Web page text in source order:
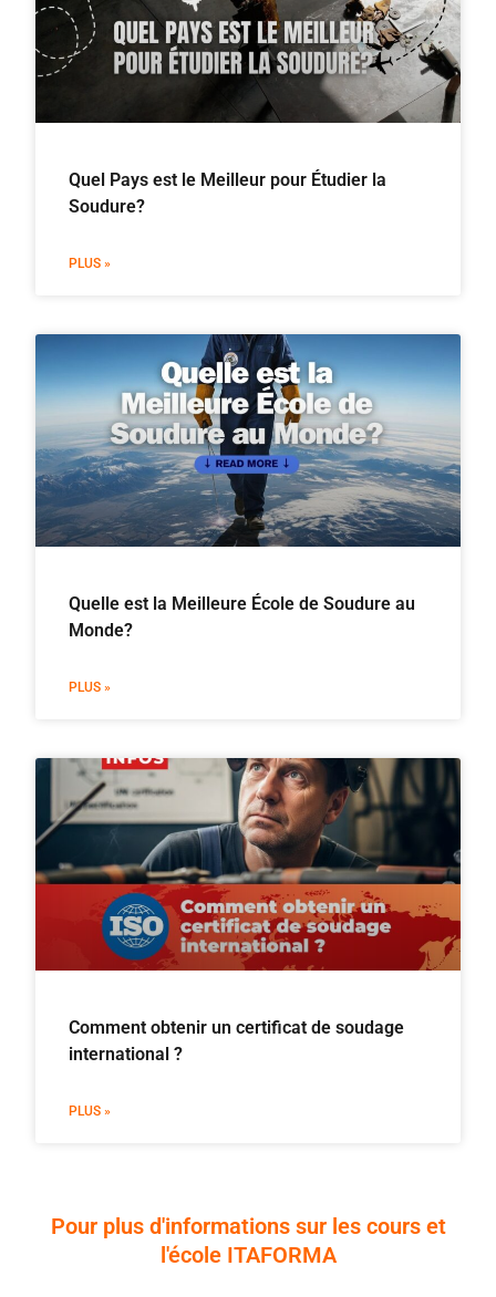
Quel Pays est le Meilleur pour Étudier la
Soudure?
PLUS »
Quelle est la Meilleure École de Soudure au
Monde?
PLUS »
Comment obtenir un certificat de soudage
international ?
PLUS »
Pour plus d'informations sur les cours et
l'école ITAFORMA